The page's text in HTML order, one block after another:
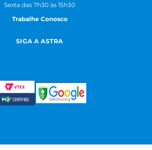
Sexta das 7h30 às 15h30
Trabalhe Conosco
SIGA A ASTRA